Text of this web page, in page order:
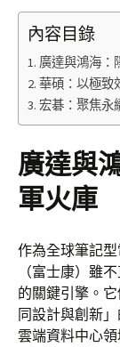
內容目錄
廣達與鴻海：
華碩：以極致
宏碁：聚焦永
廣達與
軍火庫
作為全球筆記
（富士康）雖
的關鍵引擎。
同設計與創新
雲端資料中心